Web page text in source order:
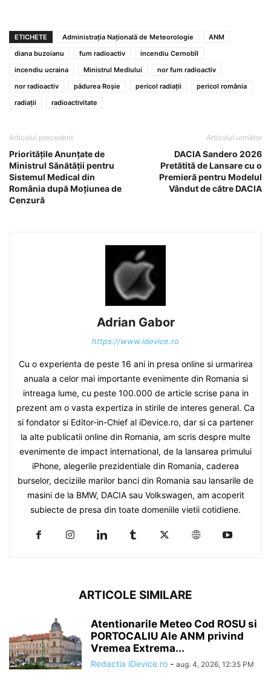
ETICHETE Administrația Națională de Meteorologie
ANM
diana buzoianu
fum radioactiv
incendiu Cernobîl
incendiu ucraina
Ministrul Mediului
nor fum radioactiv
nor radioactiv
pădurea Roșie pericol radiații
pericol românia
radiații
radioactivitate
Articolul precedent
Prioritățile Anunțate de
Ministrul Sănătății pentru
Sistemul Medical din
România după Moțiunea de
Cenzură
Articolul următor
DACIA Sandero 2026
Pretătită de Lansare cu o
Premieră pentru Modelul
Vândut de către DACIA
Adrian Gabor
https://www.idevice.ro
Cu o experienta de peste 16 ani in presa online si urmarirea
anuala a celor mai importante evenimente din Romania si
intreaga lume, cu peste 100.000 de article scrise pana in
prezent am o vasta expertiza in stirile de interes general. Ca
si fondator si Editor-in-Chief al iDevice.ro, dar si ca partener
la alte publicatii online din Romania, am scris despre multe
evenimente de impact international, de la lansarea primului
iPhone, alegerile prezidentiale din Romania, caderea
burselor, deciziile marilor banci din Romania sau lansarile de
masini de la BMW, DACIA sau Volkswagen, am acoperit
subiecte de presa din toate domeniile vietii cotidiene.
ARTICOLE SIMILARE
Atentionarile Meteo Cod ROSU si
PORTOCALIU Ale ANM privind
Vremea Extrema...
Redactia iDevice.ro - aug. 4, 2026, 12:35 PM